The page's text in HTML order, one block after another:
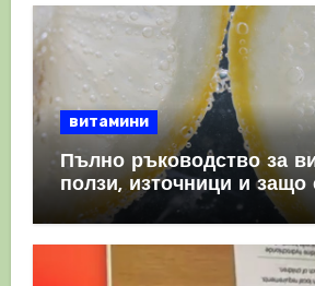
витамини
Пълно ръководство за
ползи, източници и защо
имунната система